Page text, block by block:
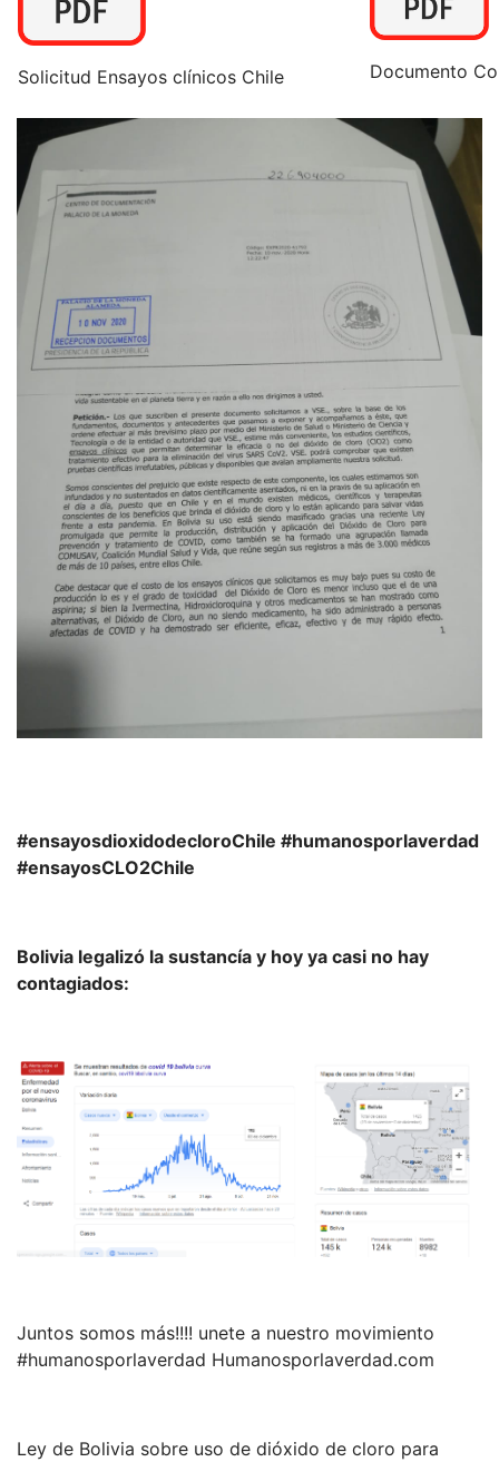
Solicitud Ensayos clínicos Chile Documento
#ensayosdioxidodecloroChile #humanosporlaverdad
#ensayosCLO2Chile
Bolivia legalizó la sustancía y hoy ya casi no hay
contagiados:
Juntos somos más!!!! unete a nuestro movimiento
#humanosporlaverdad Humanosporlaverdad.com
Ley de Bolivia sobre uso de dióxido de cloro para